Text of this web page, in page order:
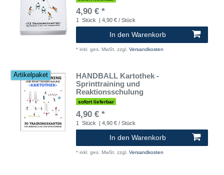
4,90 € *
1 Stück | 4,90 € / Stück
In den Warenkorb
* inkl. ges. MwSt. zzgl. Versandkosten
Artikelpaket
HANDBALL Kartothek -
Sprinttraining und
Reaktionsschulung
sofort lieferbar
4,90 € *
1 Stück | 4,90 € / Stück
In den Warenkorb
* inkl. ges. MwSt. zzgl. Versandkosten